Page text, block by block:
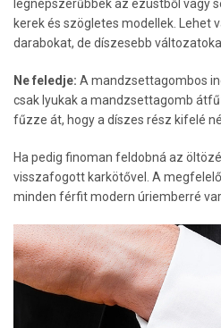
legnépszerűbbek az ezüstből vagy
kerek és szögletes modellek. Lehet
darabokat, de díszesebb
Ne feledje: A mandzsettagombos
csak lyukak a mandzsettagomb
fűzze át, hogy a díszes rész kifelé
Ha pedig finoman feldobná az
visszafogott karkötővel. A
minden férfit modern úriemberré